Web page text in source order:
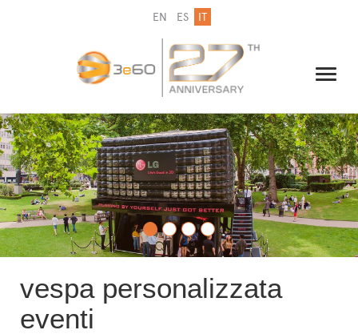
EN ES IT
IL GRUPPO
NEWSLETTER
CONTATTI
vespa personalizzata
eventi